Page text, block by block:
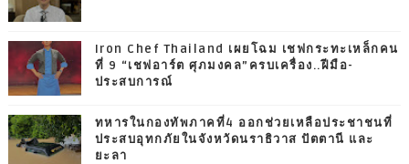
Iron Chef Thailand เผยโฉม เชฟกระทะเหล็กคน
ที่ 9 “เชฟอาร์ต ศุภมงคล”ครบเครื่อง..ฝีมือ-
ประสบการณ์
ทหารในกองทัพภาคที่4 ออกช่วยเหลือประชาชนที่
ประสบอุทกภัยในจังหวัดนราธิวาส ปัตตานี และ
ยะลา